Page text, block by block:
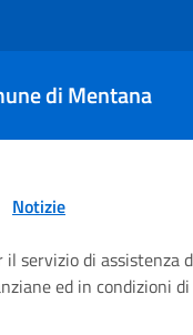
di Mentana
Notizie
il servizio di assistenza
ed in condizioni